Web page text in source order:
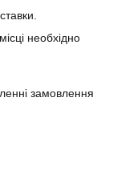
необхідно
замовлення